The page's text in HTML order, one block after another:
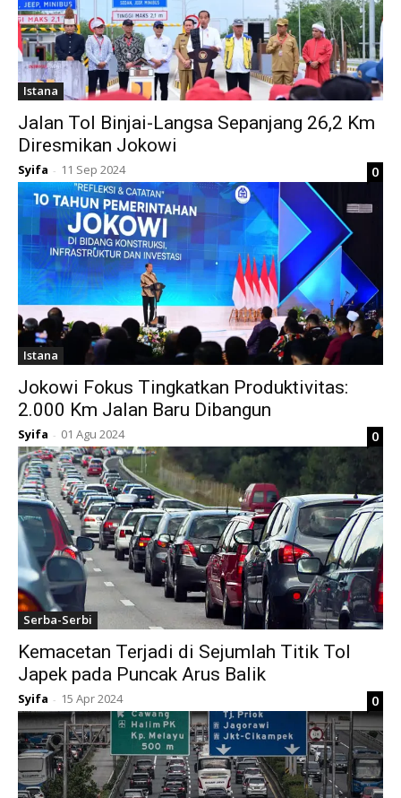
Istana
Jalan Tol Binjai-Langsa Sepanjang 26,2 Km
Diresmikan Jokowi
Syifa - 11 Sep 2024 0
Istana
Jokowi Fokus Tingkatkan Produktivitas:
2.000 Km Jalan Baru Dibangun
Syifa - 01 Agu 2024 0
Serba-Serbi
Kemacetan Terjadi di Sejumlah Titik Tol
Japek pada Puncak Arus Balik
Syifa - 15 Apr 2024 0